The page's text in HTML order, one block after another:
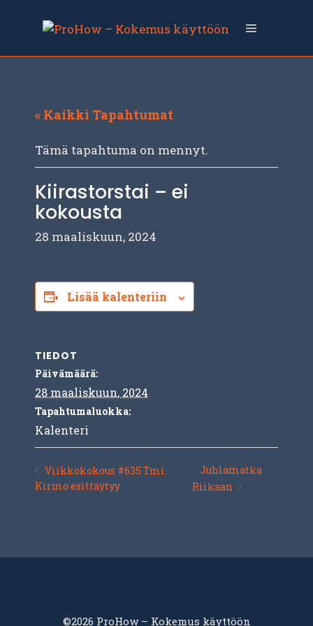
sisältöön
Valikko
« Kaikki Tapahtumat
Tämä tapahtuma on mennyt.
Kiirastorstai – ei
kokousta
28 maaliskuun, 2024
Lisää kalenteriin
TIEDOT
Päivämäärä:
28 maaliskuun, 2024
Tapahtumaluokka:
Kalenteri
Viikkokokous #635 Tmi
Kirmo esittäytyy
Juhlamatka
Riikaan
©2026 ProHow – Kokemus käyttöön